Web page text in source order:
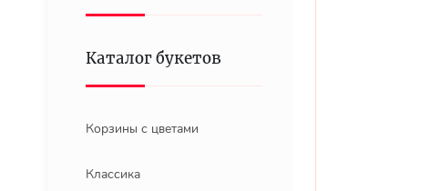
Каталог букетов
Корзины с цветами
Классика